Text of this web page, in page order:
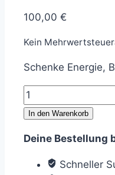
100,00 €
Kein
Schenke Energie,
Geschenkgutschein
im
von
In den Warenkorb
Deine Bestellung
Schneller